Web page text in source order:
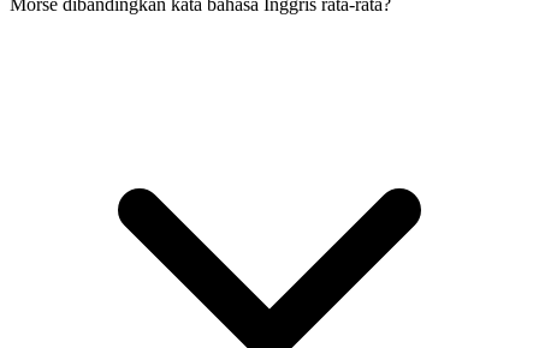
Morse dibandingkan kata bahasa Inggris rata-rata?